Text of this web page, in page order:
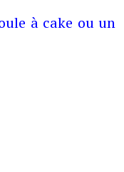
à cake ou un